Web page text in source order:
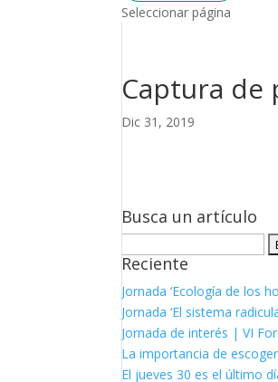
Seleccionar página
Captura de
Dic 31, 2019
Busca un artículo
Reciente
Jornada ‘Ecología de los
Jornada ‘El sistema
Jornada de interés | VI
La importancia de
El jueves 30 es el último